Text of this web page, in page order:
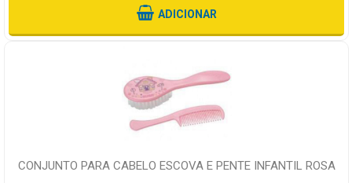
ADICIONAR
CONJUNTO PARA CABELO ESCOVA E PENTE INFANTIL ROSA